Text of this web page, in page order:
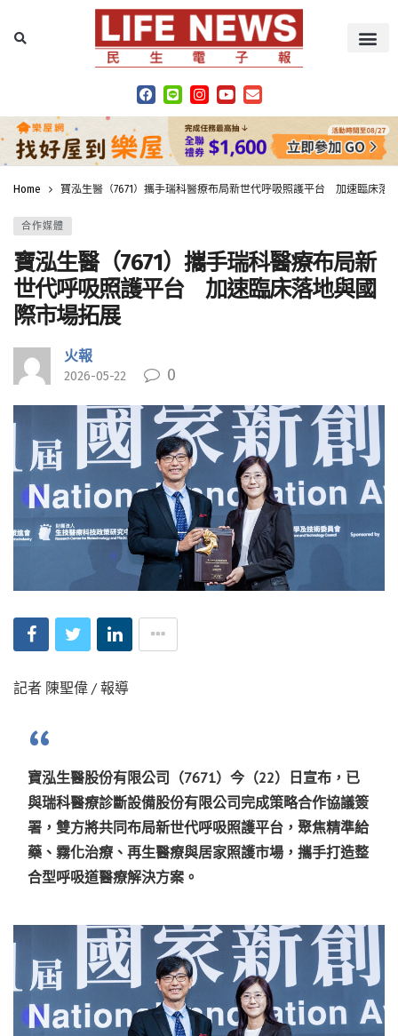
Home 寶泓生醫（7671）攜手瑞科醫療布局新世代呼吸照護平台 加速臨床落
合作媒體
寶泓生醫（7671）攜手瑞科醫療布局新
世代呼吸照護平台 加速臨床落地與國
際市場拓展
火報
2026-05-22 0
記者 陳聖偉 / 報導
寶泓生醫股份有限公司（7671）今（22）日宣布，已
與瑞科醫療診斷設備股份有限公司完成策略合作協議簽
署，雙方將共同布局新世代呼吸照護平台，聚焦精準給
藥、霧化治療、再生醫療與居家照護市場，攜手打造整
合型呼吸道醫療解決方案。